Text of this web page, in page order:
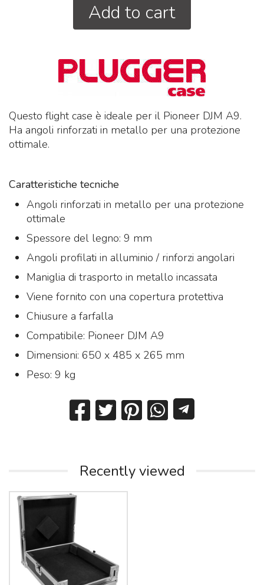
Add to cart
Questo flight case è ideale per il Pioneer DJM A9.
Ha angoli rinforzati in metallo per una protezione
ottimale.
Caratteristiche tecniche
Angoli rinforzati in metallo per una protezione
ottimale
Spessore del legno: 9 mm
Angoli profilati in alluminio / rinforzi angolari
Maniglia di trasporto in metallo incassata
Viene fornito con una copertura protettiva
Chiusure a farfalla
Compatibile: Pioneer DJM A9
Dimensioni: 650 x 485 x 265 mm
Peso: 9 kg
Recently viewed